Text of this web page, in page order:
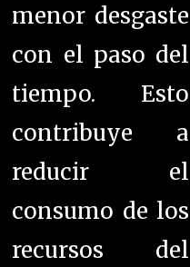
menor desgaste
con el paso del
tiempo. Esto
contribuye a
reducir el
consumo de los
recursos del